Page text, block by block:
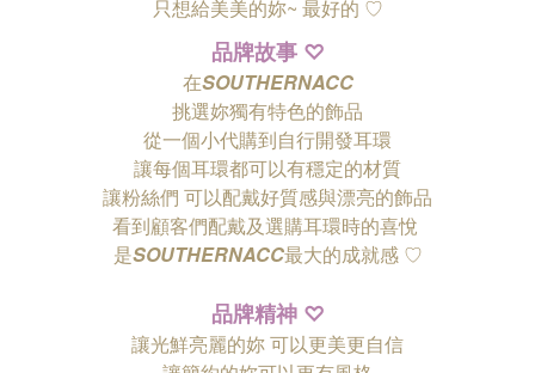
只想給美美的妳~ 最好的 ♡
品牌故事 ♡
在SOUTHERNACC
挑選妳獨有特色的飾品
從一個小代購到自行開發耳環
讓每個耳環都可以有穩定的材質
讓粉絲們 可以配戴好質感與漂亮的飾品
看到顧客們配戴及選購耳環時的喜悅
是SOUTHERNACC最大的成就感 ♡
品牌精神 ♡
讓光鮮亮麗的妳 可以更美更自信